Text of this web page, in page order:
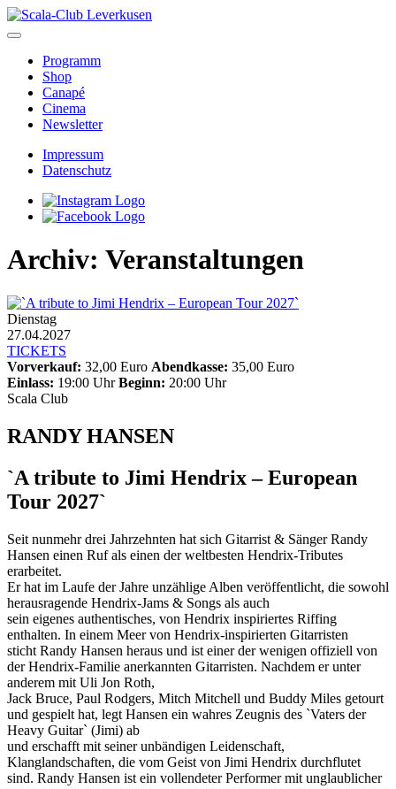
Skip
to
Programm
Shop
Canapé
Cinema
Newsletter
Impressum
Datenschutz
Archiv: Veranstaltungen
Dienstag
27.04.2027
TICKETS
Vorverkauf: 32,00 Euro Abendkasse: 35,00 Euro
Einlass: 19:00 UhrBeginn: 20:00 Uhr
Scala Club
RANDY HANSEN
`A tribute to Jimi Hendrix – European
Tour 2027`
Seit nunmehr drei Jahrzehnten hat sich Gitarrist & Sänger Randy
Hansen einen Ruf als einen der weltbesten Hendrix-Tributes
erarbeitet.
Er hat im Laufe der Jahre unzählige Alben veröffentlicht, die sowohl
herausragende Hendrix-Jams & Songs als auch
sein eigenes authentisches, von Hendrix inspiriertes Riffing
enthalten. In einem Meer von Hendrix-inspirierten Gitarristen
sticht Randy Hansen heraus und ist einer der wenigen offiziell von
der Hendrix-Familie anerkannten Gitarristen. Nachdem er unter
anderem mit Uli Jon Roth,
Jack Bruce, Paul Rodgers, Mitch Mitchell und Buddy Miles getourt
und gespielt hat, legt Hansen ein wahres Zeugnis des `Vaters der
Heavy Guitar` (Jimi) ab
und erschafft mit seiner unbändigen Leidenschaft,
Klanglandschaften, die vom Geist von Jimi Hendrix durchflutet
sind. Randy Hansen ist ein vollendeter Performer mit unglaublicher